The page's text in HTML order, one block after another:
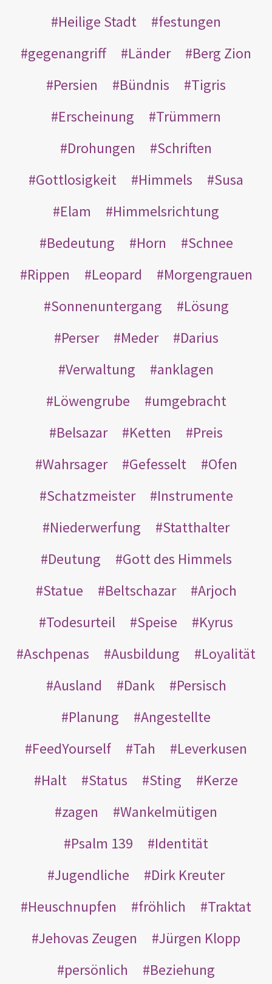
Heilige Stadt
festungen
gegenangriff
Länder
Berg Zion
Persien
Bündnis
Tigris
Erscheinung
Trümmern
Drohungen
Schriften
Gottlosigkeit
Himmels
Susa
Elam
Himmelsrichtung
Bedeutung
Horn
Schnee
Rippen
Leopard
Morgengrauen
Sonnenuntergang
Lösung
Perser
Meder
Darius
Verwaltung
anklagen
Löwengrube
umgebracht
Belsazar
Ketten
Preis
Wahrsager
Gefesselt
Ofen
Schatzmeister
Instrumente
Niederwerfung
Statthalter
Deutung
Gott des Himmels
Statue
Beltschazar
Arjoch
Todesurteil
Speise
Kyrus
Aschpenas
Ausbildung
Loyalität
Ausland
Dank
Persisch
Planung
Angestellte
FeedYourself
Tah
Leverkusen
Halt
Status Sting
Kerze
zagen
Wankelmütigen
Psalm 139
Identität
Jugendliche
Dirk Kreuter
Heuschnupfen
fröhlich
Traktat
Jehovas Zeugen
Jürgen Klopp
persönlich
Beziehung